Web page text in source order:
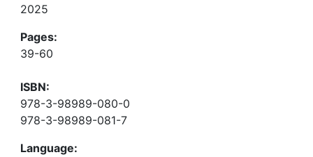
2025
Pages:
39-60
ISBN:
978-3-98989-080-0
978-3-98989-081-7
Language: